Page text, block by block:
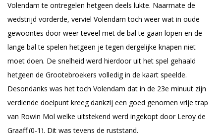
Volendam te ontregelen hetgeen deels lukte. Naarmate de
wedstrijd vorderde, verviel Volendam toch weer wat in oude
gewoontes door weer teveel met de bal te gaan lopen en de
lange bal te spelen hetgeen je tegen dergelijke knapen niet
moet doen. De snelheid werd hierdoor uit het spel gehaald
hetgeen de Grootebroekers volledig in de kaart speelde.
Desondanks was het toch Volendam dat in de 23e minuut zijn
verdiende doelpunt kreeg dankzij een goed genomen vrije trap
van Rowin Mol welke uitstekend werd ingekopt door Leroy de
Graaff.(0-1). Dit was tevens de ruststand.